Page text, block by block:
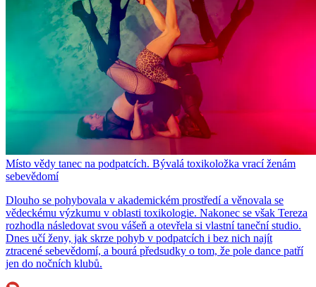
Místo vědy tanec na podpatcích. Bývalá toxikoložka vrací ženám
sebevědomí
Dlouho se pohybovala v akademickém prostředí a věnovala se
vědeckému výzkumu v oblasti toxikologie. Nakonec se však Tereza
rozhodla následovat svou vášeň a otevřela si vlastní taneční studio.
Dnes učí ženy, jak skrze pohyb v podpatcích i bez nich najít
ztracené sebevědomí, a bourá předsudky o tom, že pole dance patří
jen do nočních klubů.